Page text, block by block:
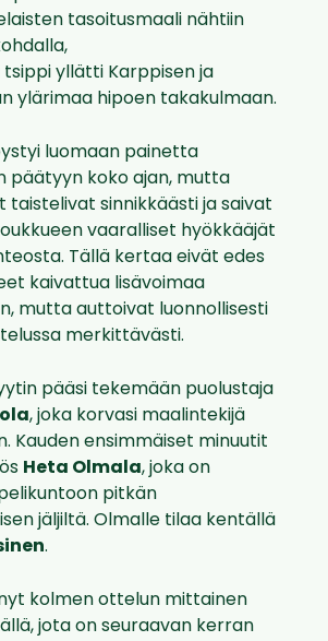
tasoitusmaali nähtiin
tsippi yllätti Karppisen ja
ylärimaa hipoen takakulmaan.
luomaan painetta
päätyyn koko ajan, mutta
taistelivat sinnikkäästi ja saivat
vaaralliset hyökkääjät
Tällä kertaa eivät edes
kaivattua lisävoimaa
mutta auttoivat luonnollisesti
merkittävästi.
pääsi tekemään puolustaja
, joka korvasi maalintekijä
Kauden ensimmäiset minuutit
Heta Olmala, joka on
pitkän
jäljiltä. Olmalle tilaa kentällä
.
kolmen ottelun mittainen
jota on seuraavan kerran